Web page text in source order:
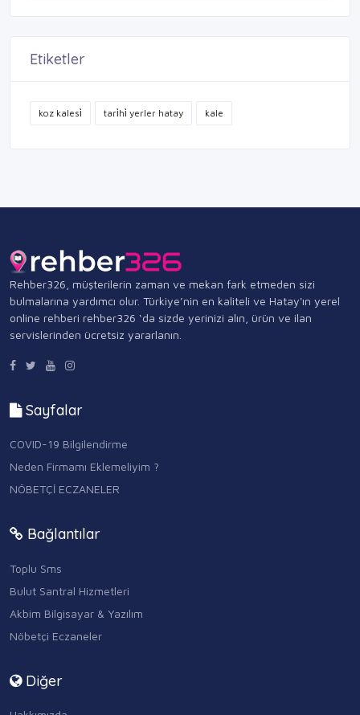
Etiketler
koz kalesi̇ tari̇hi̇ yerler hatay kale
Rehber326, müşterilerin zaman ve mekan fark etmeden sizi
bulmalarına yardımcı olur. Türkiye’nin en kaliteli ve Hatay'ın yerel
online rehberi rehber326 ‘da sizde yerinizi alın, ürün ve ilan
servislerinden ücretsiz yararlanın.
Sayfalar
COVID-19 Bilgilendirme
Neden Firmamı Eklemeliyim ?
NÖBETÇİ ECZANELER
Bağlantılar
Toplu Sms
Bulut Santral Hizmetleri
Akbim Bilgisayar & Yazılım
Nöbetçi Eczaneler
Diğer